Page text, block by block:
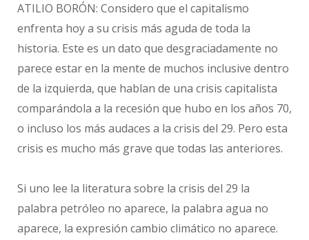
ATILIO BORÓN: Considero que el capitalismo
enfrenta hoy a su crisis más aguda de toda la
historia. Este es un dato que desgraciadamente no
parece estar en la mente de muchos inclusive dentro
de la izquierda, que hablan de una crisis capitalista
comparándola a la recesión que hubo en los años 70,
o incluso los más audaces a la crisis del 29. Pero esta
crisis es mucho más grave que todas las anteriores.
Si uno lee la literatura sobre la crisis del 29 la
palabra petróleo no aparece, la palabra agua no
aparece, la expresión cambio climático no aparece.